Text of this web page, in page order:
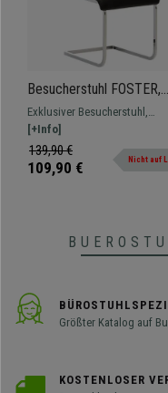
Besucherstuhl FOSTER,
tolles Design,
Metallgestell, Kunstleder,
Farbe Schwarz
Exklusiver Besucherstuhl,
modernes und elegantes
Bequeme Polsterung,
Metallgestell, Freischwinger
[+Info]
139,90 €
109,90 € Nicht auf
Größter Katalog auf
KOSTENLOSER